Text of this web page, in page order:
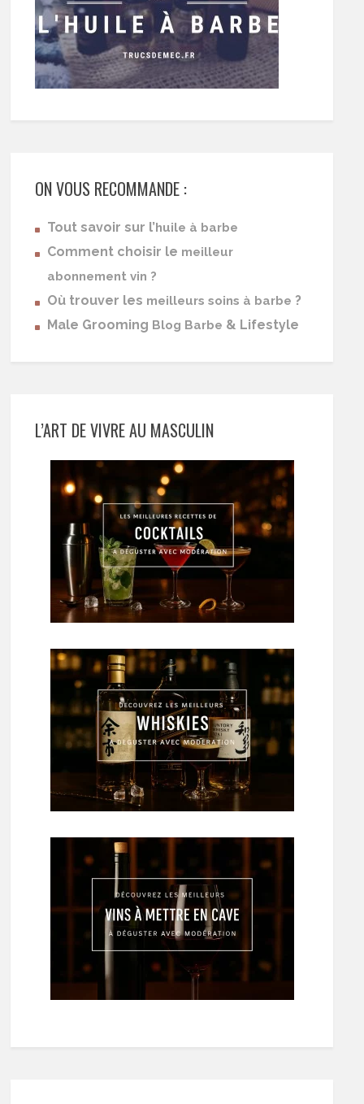
ON VOUS RECOMMANDE :
Tout savoir sur l’huile à barbe
Comment choisir le meilleur
abonnement vin ?
Où trouver les meilleurs soins à barbe ?
Male Grooming Blog Barbe & Lifestyle
L’ART DE VIVRE AU MASCULIN